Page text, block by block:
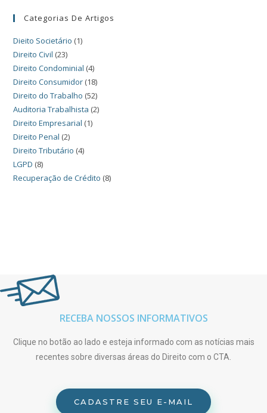
Categorias De Artigos
Dieito Societário (1)
Direito Civil (23)
Direito Condominial (4)
Direito Consumidor (18)
Direito do Trabalho (52)
Auditoria Trabalhista (2)
Direito Empresarial (1)
Direito Penal (2)
Direito Tributário (4)
LGPD (8)
Recuperação de Crédito (8)
RECEBA NOSSOS INFORMATIVOS
Clique no botão ao lado e esteja informado com as notícias mais
recentes sobre diversas áreas do Direito com o CTA.
CADASTRE SEU E-MAIL